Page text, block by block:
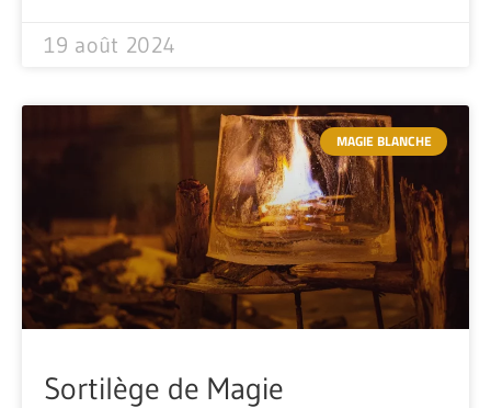
19 août 2024
MAGIE BLANCHE
Sortilège de Magie